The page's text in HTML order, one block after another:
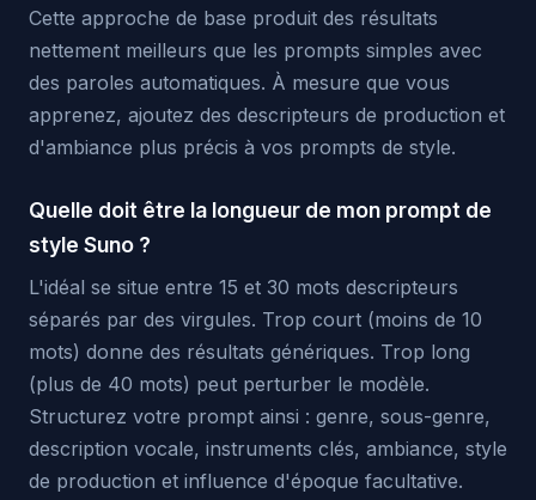
Cette approche de base produit des résultats
nettement meilleurs que les prompts simples avec
des paroles automatiques. À mesure que vous
apprenez, ajoutez des descripteurs de production et
d'ambiance plus précis à vos prompts de style.
Quelle doit être la longueur de mon prompt de
style Suno ?
L'idéal se situe entre 15 et 30 mots descripteurs
séparés par des virgules. Trop court (moins de 10
mots) donne des résultats génériques. Trop long
(plus de 40 mots) peut perturber le modèle.
Structurez votre prompt ainsi : genre, sous-genre,
description vocale, instruments clés, ambiance, style
de production et influence d'époque facultative.